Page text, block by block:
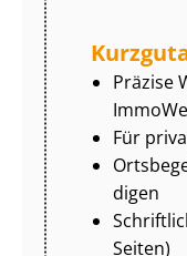
Präzise
Für
di­gen
Seiten)